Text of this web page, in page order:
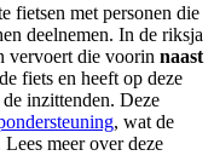
fietsen met personen die
deelnemen. In de riksja
vervoert die voorin naast
fiets en heeft op deze
inzittenden. Deze
, wat de
meer over deze